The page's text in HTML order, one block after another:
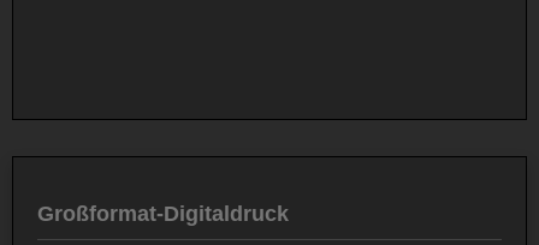
Großformat-Digitaldruck